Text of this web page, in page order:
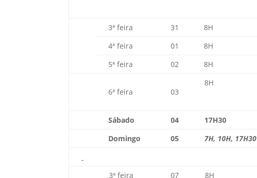
3ª feira 31
8H
4ª feira
01
8H
5ª feira
02 8H
6ª feira 03
8H
Sábado 04
17H30
Domingo
05 7H, 10H, 17H30
3ª feira 07
8H